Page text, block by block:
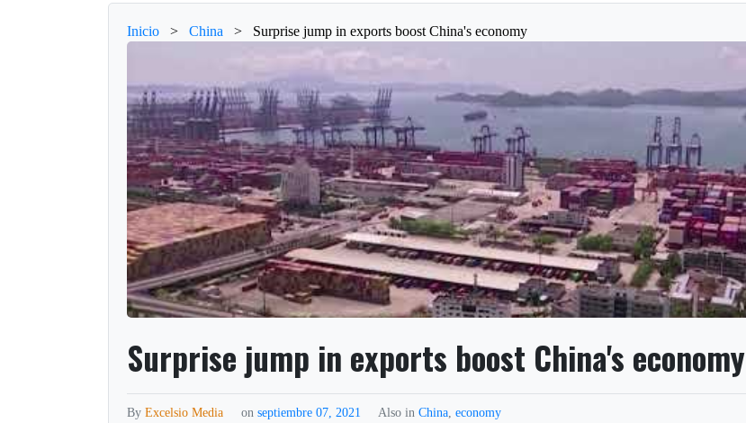
Inicio > China > Surprise jump in exports boost China's economy
Surprise jump in exports boost China's economy
ByExcelsio Media onseptiembre 07, 2021 Also inChina ,economy